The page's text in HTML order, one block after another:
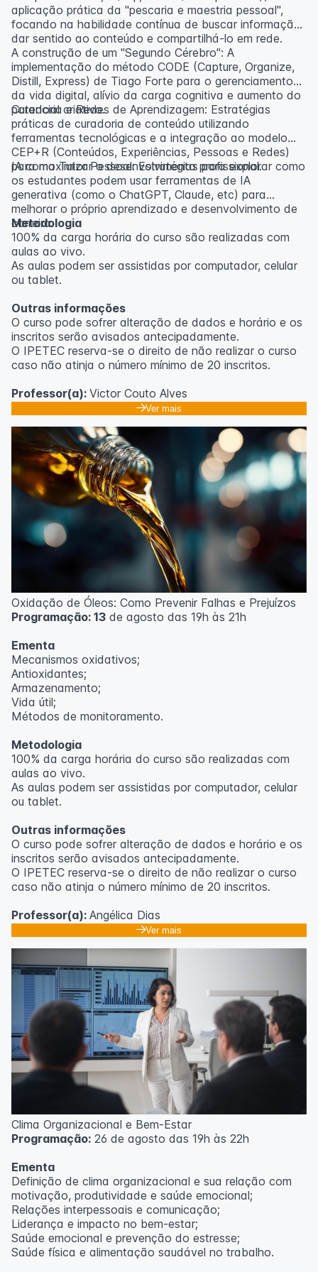
aplicação prática da "pescaria e maestria pessoal",
focando na habilidade contínua de buscar informação,
dar sentido ao conteúdo e compartilhá-lo em rede.
A construção de um "Segundo Cérebro": A
implementação do método CODE (Capture, Organize,
Distill, Express) de Tiago Forte para o gerenciamento
da vida digital, alívio da carga cognitiva e aumento do
potencial criativo.
Curadoria e Redes de Aprendizagem: Estratégias
práticas de curadoria de conteúdo utilizando
ferramentas tecnológicas e a integração ao modelo
CEP+R (Conteúdos, Experiências, Pessoas e Redes)
para maximizar o desenvolvimento profissional.
IA como Tutor Pessoal: Estratégias para explorar como
os estudantes podem usar ferramentas de IA
generativa (como o ChatGPT, Claude, etc) para
melhorar o próprio aprendizado e desenvolvimento de
carreira.
Metodologia
100% da carga horária do curso são realizadas com
aulas ao vivo.
As aulas podem ser assistidas por computador, celular
ou tablet.
Outras informações
O curso pode sofrer alteração de dados e horário e os
inscritos serão avisados ​​antecipadamente.
O IPETEC reserva-se o direito de não realizar o curso
caso não atinja o número mínimo de 20 inscritos.
Professor(a): Victor Couto Alves
Ver mais
Oxidação de Óleos: Como Prevenir Falhas e Prejuízos
Programação: 13 de agosto das 19h às 21h
Ementa
Mecanismos oxidativos;
Antioxidantes;
Armazenamento;
Vida útil;
Métodos de monitoramento.
Metodologia
100% da carga horária do curso são realizadas com
aulas ao vivo.
As aulas podem ser assistidas por computador, celular
ou tablet.
Outras informações
O curso pode sofrer alteração de dados e horário e os
inscritos serão avisados ​​antecipadamente.
O IPETEC reserva-se o direito de não realizar o curso
caso não atinja o número mínimo de 20 inscritos.
Professor(a): Angélica Dias
Ver mais
Clima Organizacional e Bem-Estar
Programação: 26 de agosto das 19h às 22h
Ementa
Definição de clima organizacional e sua relação com
motivação, produtividade e saúde emocional;
Relações interpessoais e comunicação;
Liderança e impacto no bem-estar;
Saúde emocional e prevenção do estresse;
Saúde física e alimentação saudável no trabalho.